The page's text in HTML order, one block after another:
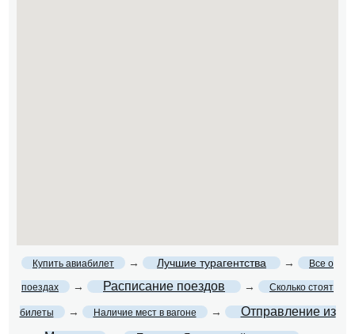
Купить авиабилет → Лучшие турагентства → Все о
поездах → Расписание поездов → Сколько стоят
билеты → Наличие мест в вагоне →
Отправление из